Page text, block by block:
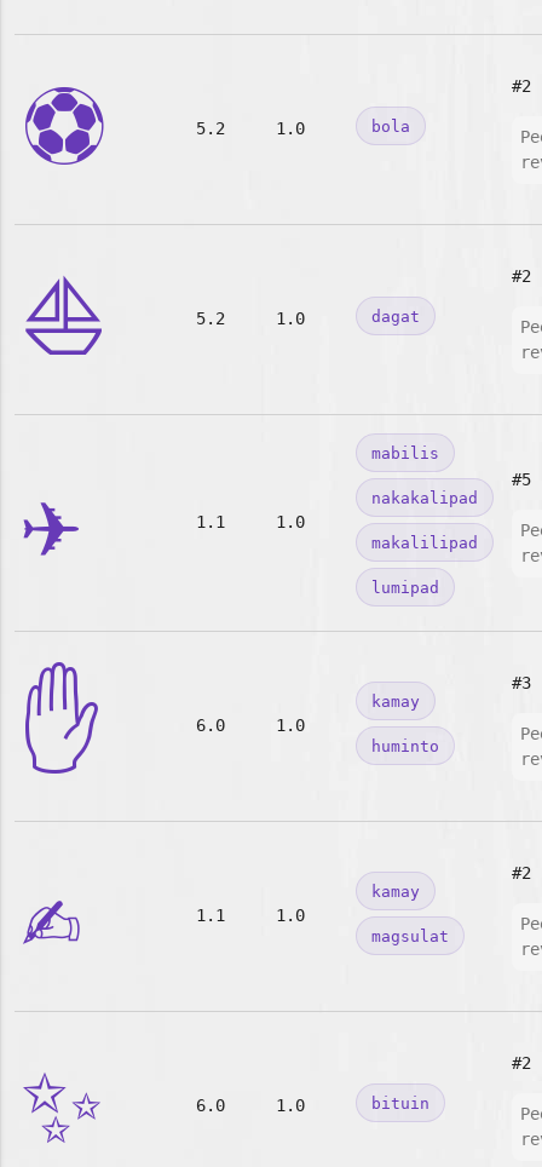
⚽ 5.2 1.0 bola
#2
⛵ 5.2 1.0 dagat
#2
✈️ 1.1 1.0
mabilis
nakakalipad
makalilipad
lumipad
#5
✋ 6.0 1.0
kamay
huminto
#3
✍️ 1.1 1.0
kamay
magsulat
#2
✨ 6.0 1.0 bituin
#2